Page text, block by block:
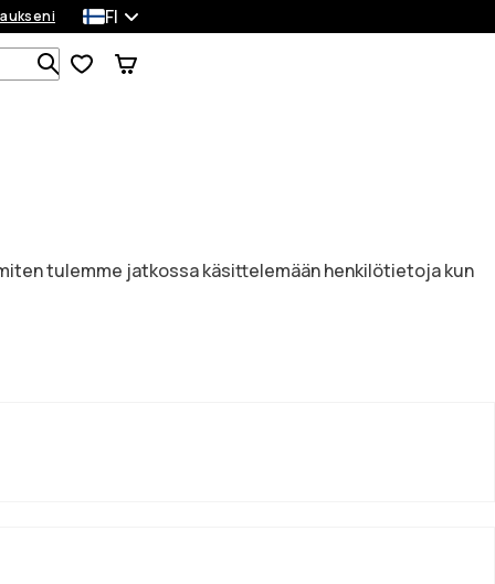
FI
Etsi 1 000+ tuotetta
tulemme jatkossa käsittelemään henkilötietoja kun